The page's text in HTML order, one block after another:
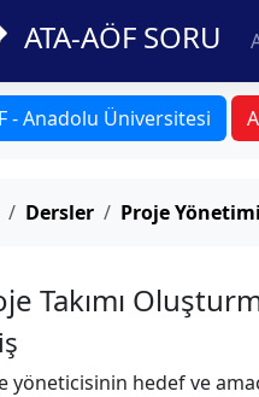
ATA-AÖF SORU
- Anadolu Üniversitesi
Anasayfa
Dersler Proje Yönetimi
Takımı
yöneticisinin hedef ve